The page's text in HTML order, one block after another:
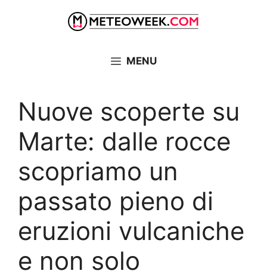
MENU
Nuove scoperte su
Marte: dalle rocce
scopriamo un
passato pieno di
eruzioni vulcaniche
e non solo